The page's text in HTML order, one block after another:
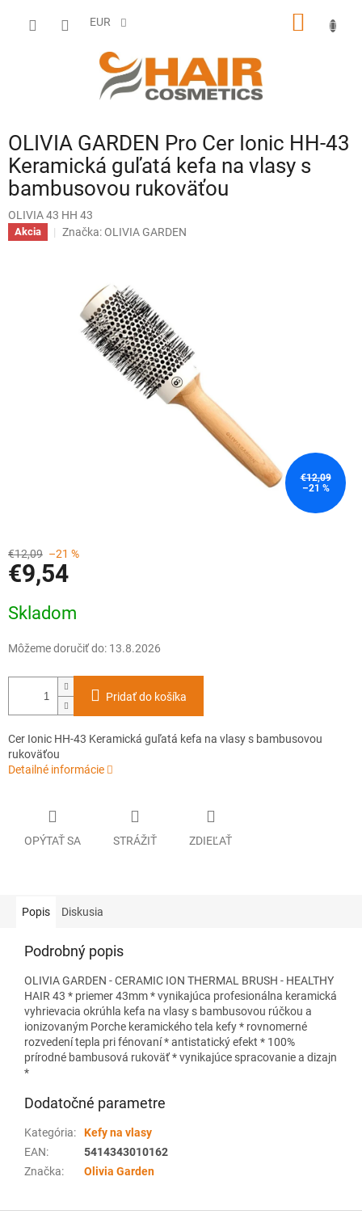
EUR
OLIVIA GARDEN Pro Cer Ionic HH-43
Keramická guľatá kefa na vlasy s
bambusovou rukoväťou
OLIVIA 43 HH 43
Akcia Značka: OLIVIA GARDEN
€12,09
–21 %
€12,09 –21 %
€9,54
cena:
Skladom
Môžeme doručiť do: 13.8.2026
Pridať do košíka
Cer Ionic HH-43 Keramická guľatá kefa na vlasy s bambusovou
rukoväťou
Detailné informácie
OPÝTAŤ SA STRÁŽIŤ ZDIEĽAŤ
Popis Diskusia
Podrobný popis
OLIVIA GARDEN - CERAMIC ION THERMAL BRUSH - HEALTHY
HAIR 43 * priemer 43mm * vynikajúca profesionálna keramická
vyhrievacia okrúhla kefa na vlasy s bambusovou rúčkou a
ionizovaným Porche keramického tela kefy * rovnomerné
rozvedení tepla pri fénovaní * antistatický efekt * 100%
prírodné bambusová rukoväť * vynikajúce spracovanie a dizajn
*
Dodatočné parametre
Kategória:
Kefy na vlasy
EAN:
5414343010162
Značka: Olivia Garden